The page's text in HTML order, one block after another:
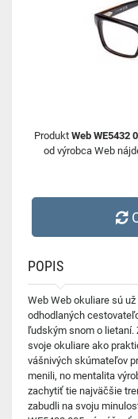
Produkt Web WE5432
od výrobca Web
POPIS
Web Web okuliare sú
odhodlaných
ľudským snom o
svoje okuliare ako
vášnivých skúmateľov
menili, no mentalita
zachytiť tie najväčšie
zabudli na svoju